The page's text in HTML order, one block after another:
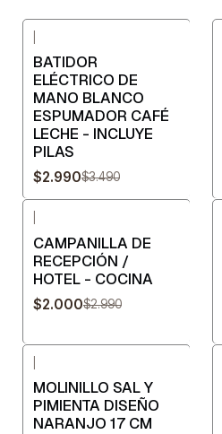
BATIDOR
ELÉCTRICO DE
MANO BLANCO
ESPUMADOR CAFÉ
LECHE - INCLUYE
PILAS
$2.990$3.490
CAMPANILLA DE
RECEPCIÓN /
HOTEL - COCINA
$2.000$2.990
MOLINILLO SAL Y
PIMIENTA DISEÑO
NARANJO 17 CM